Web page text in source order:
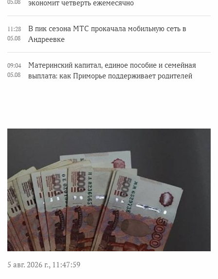
05.08 экономит четверть ежемесячно
11:28
05.08
В пик сезона МТС прокачала мобильную сеть в
Андреевке
09:04
05.08
Материнский капитал, единое пособие и семейная
выплата: как Приморье поддерживает родителей
5 авг. 2026 г., 11:47:59